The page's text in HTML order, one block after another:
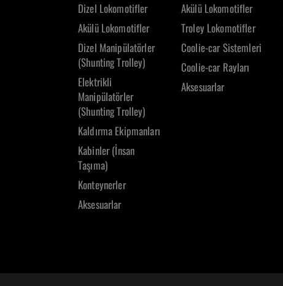
Dizel Lokomotifler
Akülü Lokomotifler
Dizel Manipülatörler
(Shunting Trolley)
Elektrikli
Manipülatörler
(Shunting Trolley)
Kaldırma Ekipmanları
Kabinler (İnsan
Taşıma)
Konteynerler
Aksesuarlar
Akülü Lokomotifler
Troley Lokomotifler
Coolie-car Sistemleri
Coolie-car Rayları
Aksesuarlar